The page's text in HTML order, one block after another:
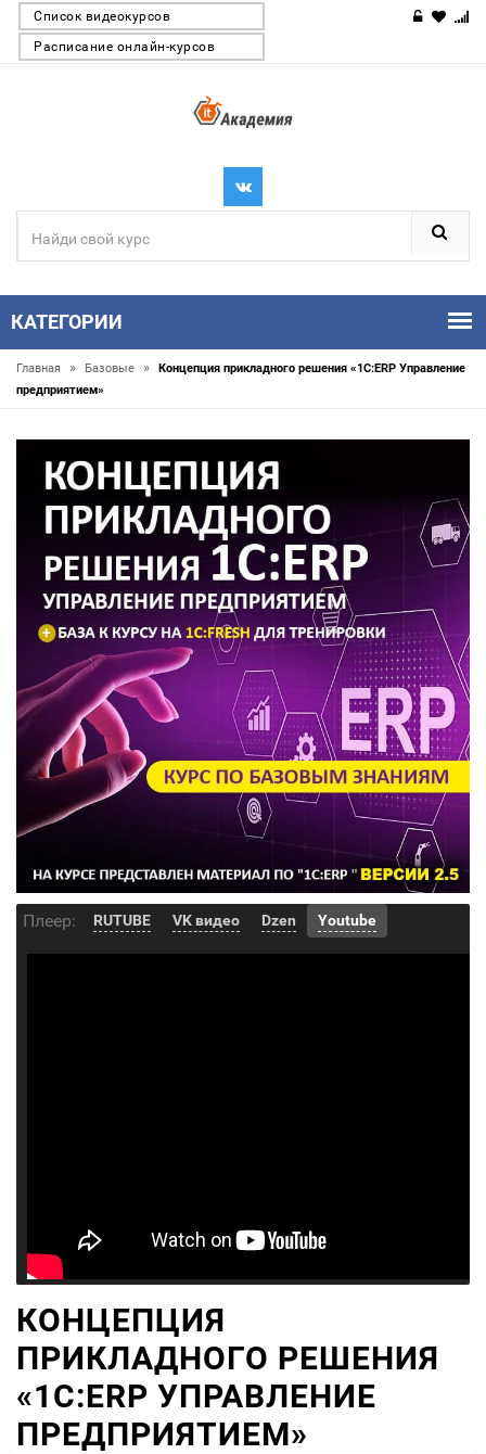
Список видеокурсов
Расписание онлайн-курсов
КАТЕГОРИИ
Главная » Базовые »
Концепция прикладного решения «1С:ERP Управление
предприятием»
Плеер: RUTUBE VK видео Dzen Youtube
КОНЦЕПЦИЯ
ПРИКЛАДНОГО РЕШЕНИЯ
«1С:ERP УПРАВЛЕНИЕ
ПРЕДПРИЯТИЕМ»